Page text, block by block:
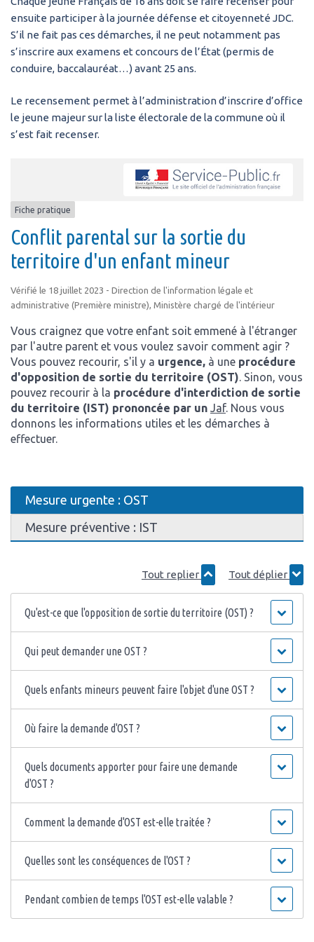
ensuite participer à la journée défense et citoyenneté JDC.
S’il ne fait pas ces démarches, il ne peut notamment pas
s’inscrire aux examens et concours de l’État (permis de
conduire, baccalauréat…) avant 25 ans.
Le recensement permet à l’administration d’inscrire d’office
le jeune majeur sur la liste électorale de la commune où il
s’est fait recenser.
Fiche pratique
Conflit parental sur la sortie du
territoire d'un enfant mineur
Vérifié le 18 juillet 2023 - Direction de l'information légale et
administrative (Première ministre), Ministère chargé de l'intérieur
Vous craignez que votre enfant soit emmené à l'étranger
par l'autre parent et vous voulez savoir comment agir ?
Vous pouvez recourir, s'il y a urgence, à une procédure
d'opposition de sortie du territoire (OST). Sinon, vous
pouvez recourir à la procédure d'interdiction de sortie
du territoire (IST) prononcée par un Jaf. Nous vous
donnons les informations utiles et les démarches à
effectuer.
Mesure urgente : OST
Mesure préventive : IST
Tout replier Tout déplier
Qu'est-ce que l'opposition de sortie du territoire (OST) ?
Qui peut demander une OST ?
Quels enfants mineurs peuvent faire l'objet d'une OST ?
Où faire la demande d'OST ?
Quels documents apporter pour faire une demande
d'OST ?
Comment la demande d'OST est-elle traitée ?
Quelles sont les conséquences de l'OST ?
Pendant combien de temps l'OST est-elle valable ?